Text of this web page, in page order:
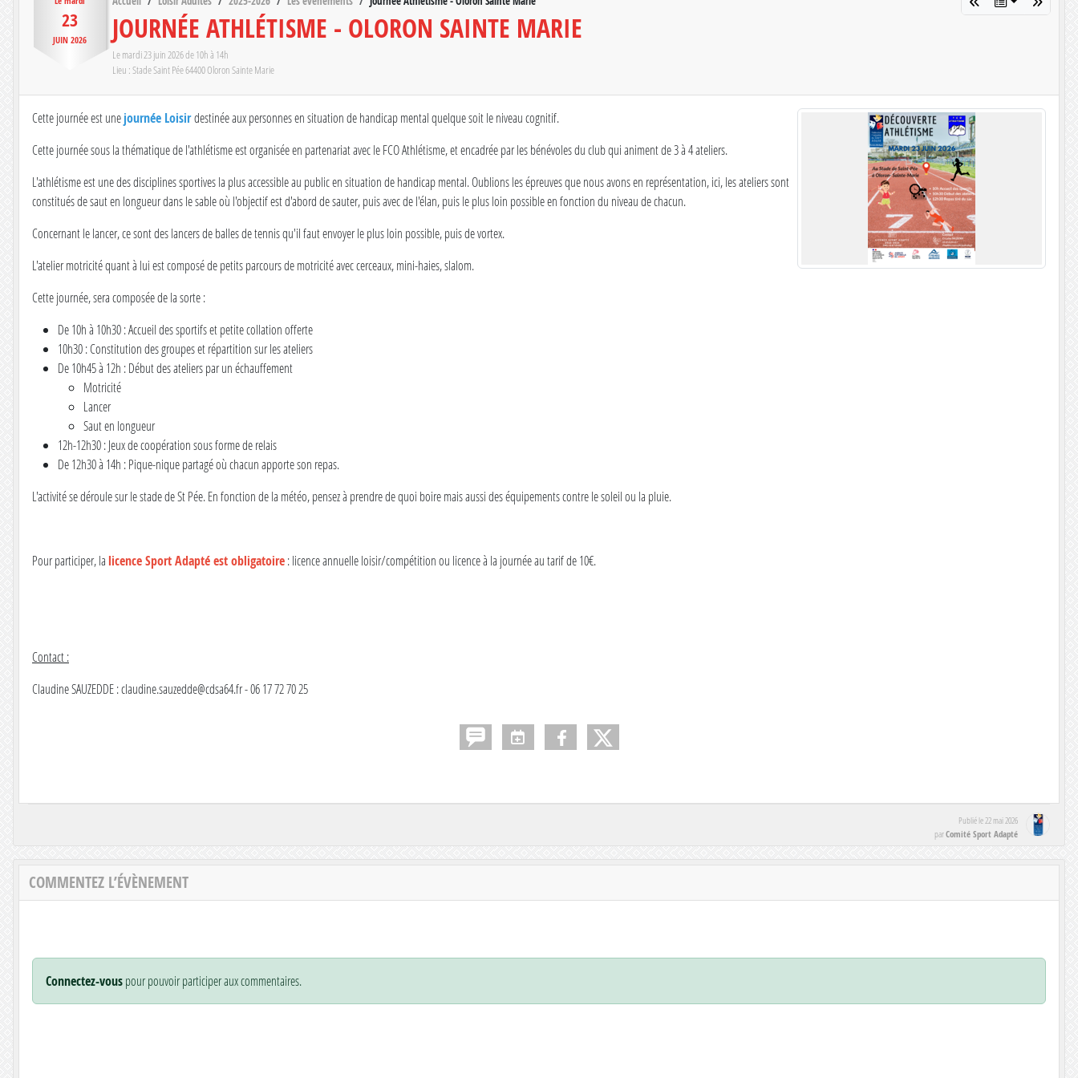
23
JUIN 2026 JOURNÉE ATHLÉTISME - OLORON SAINTE MARIE
Lemardi23juin 2026de 10h à 14h
Lieu :Stade Saint Pée64400Oloron Sainte Marie
Cette journée est unejournée Loisirdestinée aux personnes en situation de handicap mental quelque soit le niveau cognitif.
Cette journée sous la thématique de l'athlétisme est organisée en partenariat avec le FCO Athlétisme, et encadrée par les bénévoles du club qui animent de 3 à 4 ateliers.
L'athlétisme est une des disciplines sportives la plus accessible au public en situation de handicap mental. Oublions les épreuves que nous avons en représentation, ici, les ateliers sont
constitués de saut en longueur dans le sable où l'objectif est d'abord de sauter, puis avec de l'élan, puis le plus loin possible en fonction du niveau de chacun.
Concernant le lancer, ce sont des lancers de balles de tennis qu'il faut envoyer le plus loin possible, puis de vortex.
L'atelier motricité quant à lui est composé de petits parcours de motricité avec cerceaux, mini-haies, slalom.
Cette journée, sera composée de la sorte :
De 10h à 10h30 : Accueil des sportifs et petite collation offerte
10h30 : Constitution des groupes et répartition sur les ateliers
De 10h45 à 12h : Début des ateliers par un échauffement
Motricité
Lancer
Saut en longueur
12h-12h30 : Jeux de coopération sous forme de relais
De 12h30 à 14h : Pique-nique partagé où chacun apporte son repas.
L'activité se déroule sur le stade de St Pée. En fonction de la météo, pensez à prendre de quoi boire mais aussi des équipements contre le soleil ou la pluie.
Pour participer, la licence Sport Adapté est obligatoire: licence annuelle loisir/compétition ou licence à la journée au tarif de 10€.
Contact :
Claudine SAUZEDDE : claudine.sauzedde@cdsa64.fr - 06 17 72 70 25
Publié le 22 mai 2026
parComité Sport Adapté
COMMENTEZ L’ÉVÈNEMENT
Connectez-vouspour pouvoir participer aux commentaires.